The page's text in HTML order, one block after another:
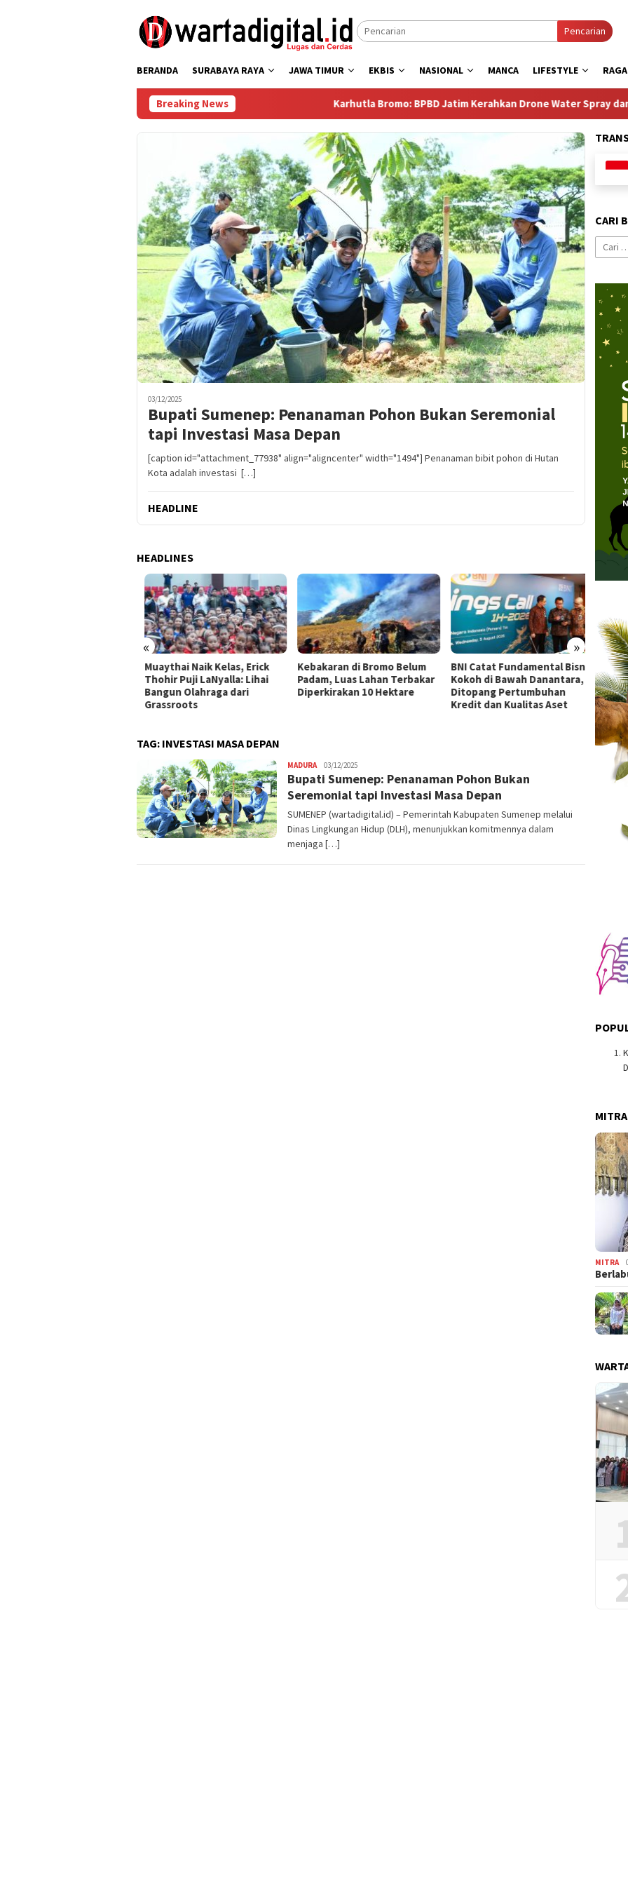
Pencarian
BERANDA SURABAYA RAYA JAWA TIMUR EKBIS NASIONAL MANCA LIFESTYLE
Breaking News Karhutla Bromo: BPBD Jatim Kerahkan Drone Water Spray dan Truk Pemadam,
03/12/2025
Bupati Sumenep: Penanaman Pohon Bukan Seremonial
tapi Investasi Masa Depan
[caption id="attachment_77938" align="aligncenter" width="1494"] Penanaman bibit pohon di Hutan
Kota adalah investasi […]
HEADLINE
HEADLINES
« »
Muaythai Naik Kelas, Erick
Thohir Puji LaNyalla: Lihai
Bangun Olahraga dari
Grassroots
Kebakaran di Bromo Belum
Padam, Luas Lahan Terbakar
Diperkirakan 10 Hektare
BNI Catat Fundamental Bisnis
Kokoh di Bawah Danantara,
Ditopang Pertumbuhan
Kredit dan Kualitas Aset
TAG: INVESTASI MASA DEPAN
MADURAAdmin
Warta
03/12/2025
Bupati Sumenep: Penanaman Pohon Bukan
Seremonial tapi Investasi Masa Depan
SUMENEP (wartadigital.id) – Pemerintah Kabupaten Sumenep melalui
Dinas Lingkungan Hidup (DLH), menunjukkan komitmennya dalam
menjaga […]
CARI
Cari
untuk:
MITRA
MITRA